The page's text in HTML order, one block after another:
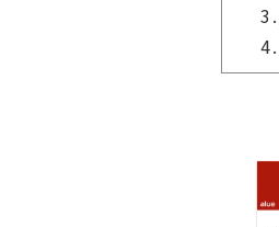
3.
4.